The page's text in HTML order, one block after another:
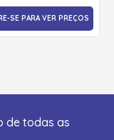
SE PARA VER PREÇOS
de todas as